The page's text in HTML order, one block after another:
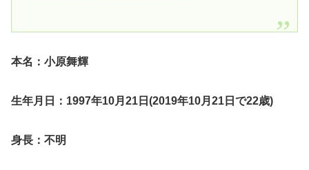
本名：小原舞輝
生年月日：1997年10月21日(2019年10月21日で22歳)
身長：不明